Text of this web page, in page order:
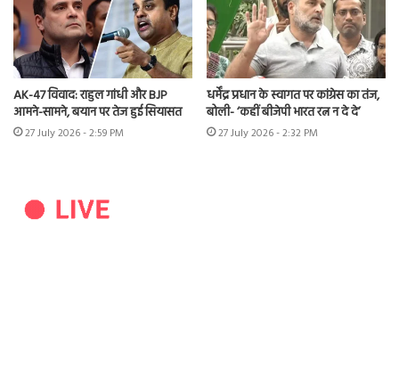
AK-47 विवाद: राहुल गांधी और BJP
आमने-सामने, बयान पर तेज हुई सियासत
27 July 2026 - 2:59 PM
धर्मेंद्र प्रधान के स्वागत पर कांग्रेस का तंज,
बोली- ‘कहीं बीजेपी भारत रत्न न दे दे’
27 July 2026 - 2:32 PM